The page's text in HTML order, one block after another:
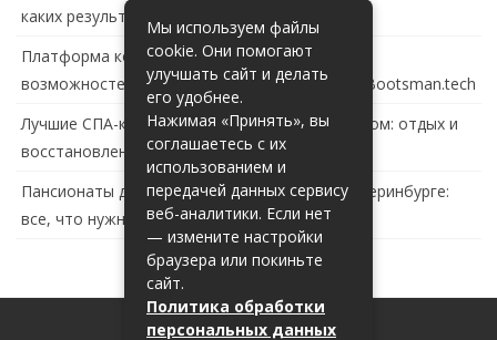
каких результатов ждать
Платформа контейнеризации в России: обзор
возможностей и перспектив развития сайта Bootsman.tech
Лучшие СПА-комплексы в Тольятти с бассейном: отдых и
восстановление за городом
Пансионаты для пожилых с деменцией в Екатеринбурге:
все, что нужно знать
Мы используем файлы
cookie. Они помогают
улучшать сайт и делать
его удобнее.
Нажимая «Принять», вы
соглашаетесь с их
использованием и
передачей данных сервису
веб-аналитики. Если нет
— измените настройки
браузера или покиньте
сайт.
Политика обработки
персональных данных